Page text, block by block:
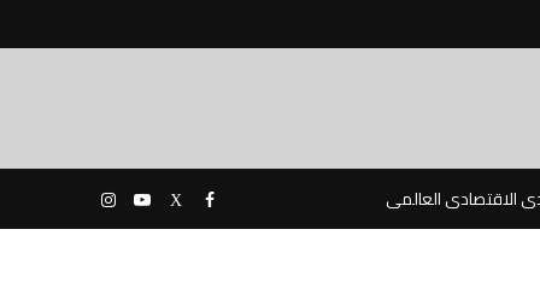
الاقتصادى العالمى